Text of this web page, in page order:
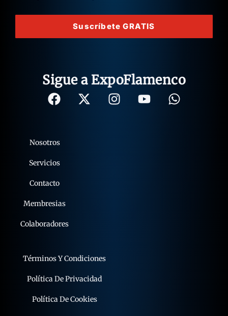
Suscríbete GRATIS
Sigue a ExpoFlamenco
Términos Y Condiciones
Política De Privacidad
Política De Cookies
Nosotros
Servicios
Contacto
Membresias
Colaboradores